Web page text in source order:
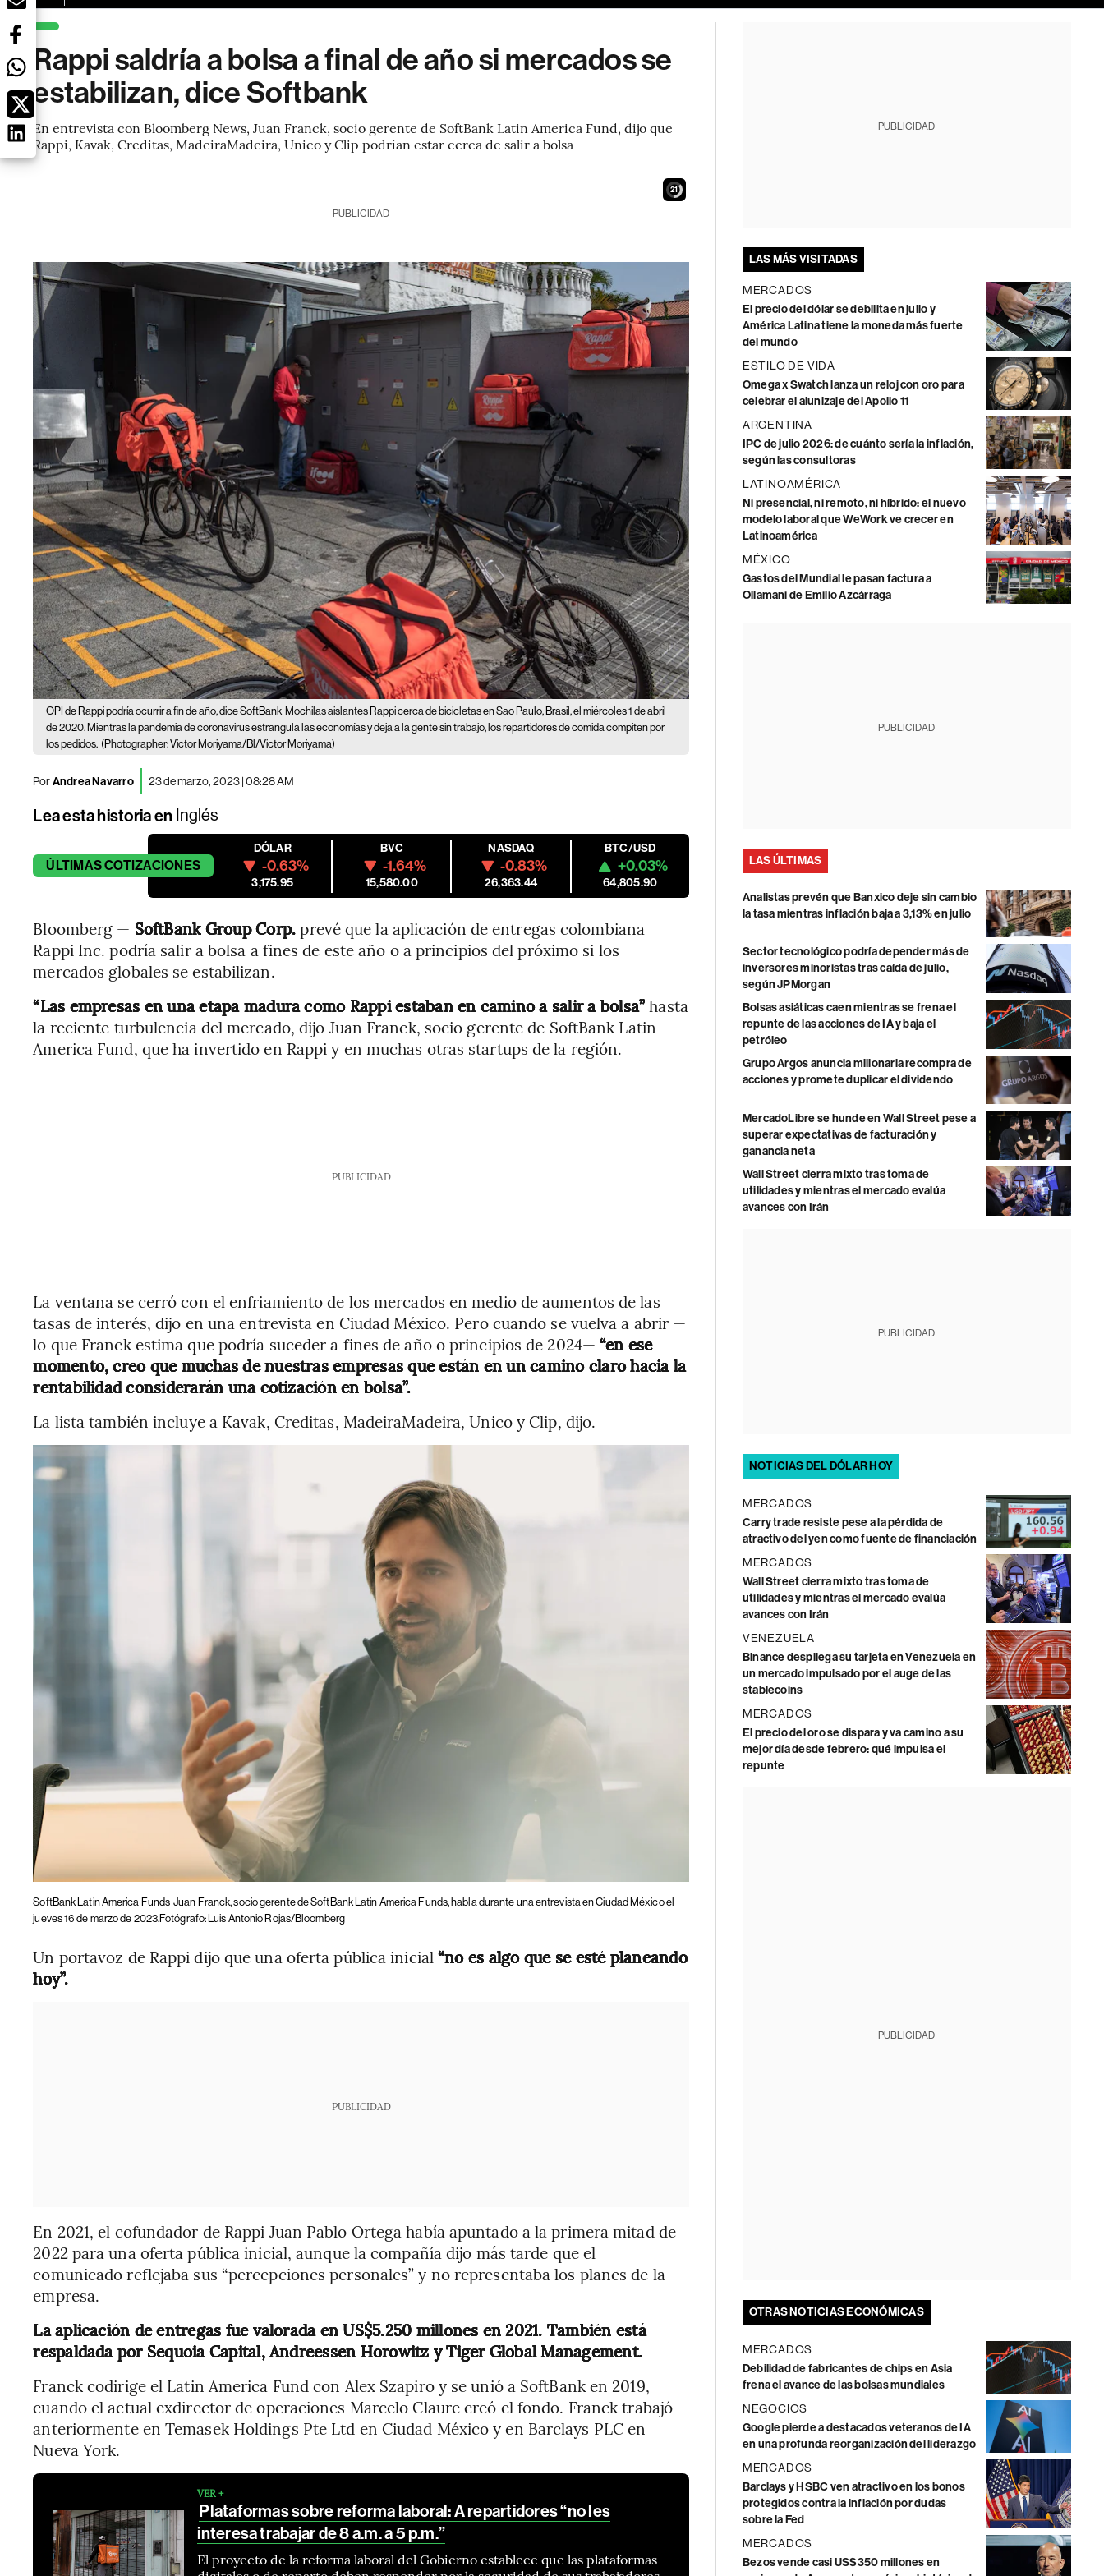
Rappi saldría a bolsa a final de año si mercados se
estabilizan, dice Softbank
En entrevista con Bloomberg News, Juan Franck, socio gerente de SoftBank Latin America Fund, dijo que
Rappi, Kavak, Creditas, MadeiraMadeira, Unico y Clip podrían estar cerca de salir a bolsa
20
PUBLICIDAD
OPI de Rappi podría ocurrir a fin de año, dice SoftBank Mochilas aislantes Rappi cerca de bicicletas en Sao Paulo, Brasil, el miércoles 1 de abril
de 2020. Mientras la pandemia de coronavirus estrangula las economías y deja a la gente sin trabajo, los repartidores de comida compiten por
los pedidos. (Photographer: Victor Moriyama/Bl/Victor Moriyama)
PorAndrea Navarro 23 de marzo, 2023 | 08:28 AM
Lea esta historia en Inglés
ÚLTIMASCOTIZACIONES
DÓLAR
-0.63%
3,175.95
BVC
-1.64%
15,580.00
NASDAQ
-0.83%
26,363.44
BTC/USD
+0.03%
64,805.90
Bloomberg — SoftBank Group Corp.prevé que la aplicación de entregas colombiana
Rappi Inc. podría salir a bolsa a fines de este año o a principios del próximo si los
mercados globales se estabilizan.
“Las empresas en una etapa madura como Rappi estaban en camino a salir a bolsa”hasta
la reciente turbulencia del mercado, dijo Juan Franck, socio gerente de SoftBank Latin
America Fund, que ha invertido en Rappi y en muchas otras startups de la región.
PUBLICIDAD
La ventana se cerró con el enfriamiento de los mercados en medio de aumentos de las
tasas de interés, dijo en una entrevista en Ciudad México. Pero cuando se vuelva a abrir —
lo que Franck estima que podría suceder a fines de año o principios de 2024—“en ese
momento, creo que muchas de nuestras empresas que están en un camino claro hacia la
rentabilidad considerarán una cotización en bolsa”.
La lista también incluye a Kavak, Creditas, MadeiraMadeira, Unico y Clip, dijo.
SoftBank Latin America Funds Juan Franck, socio gerente de SoftBank Latin America Funds, habla durante una entrevista en Ciudad México el
jueves 16 de marzo de 2023.Fotógrafo: Luis Antonio Rojas/Bloomberg
Un portavoz de Rappi dijo que una oferta pública inicial“no es algo que se esté planeando
hoy”.
PUBLICIDAD
En 2021, el cofundador de Rappi Juan Pablo Ortega había apuntado a la primera mitad de
2022 para una oferta pública inicial, aunque la compañía dijo más tarde que el
comunicado reflejaba sus “percepciones personales” y no representaba los planes de la
empresa.
La aplicación de entregas fue valorada en US$5.250 millones en 2021. También está
respaldada por Sequoia Capital, Andreessen Horowitz y Tiger Global Management.
Franck codirige el Latin America Fund con Alex Szapiro y se unió a SoftBank en 2019,
cuando el actual exdirector de operaciones Marcelo Claure creó el fondo. Franck trabajó
anteriormente en Temasek Holdings Pte Ltd en Ciudad México y en Barclays PLC en
Nueva York.
VER +
Plataformas sobre reforma laboral: A repartidores “no les
interesa trabajar de 8 a.m. a 5 p.m.”
El proyecto de la reforma laboral del Gobierno establece que las plataformas
PUBLICIDAD
LAS MÁS VISITADAS
MERCADOS
El precio del dólar se debilita en julio y
América Latina tiene la moneda más fuerte
del mundo
ESTILO DE VIDA
Omega x Swatch lanza un reloj con oro para
celebrar el alunizaje del Apollo 11
ARGENTINA
IPC de julio 2026: de cuánto sería la inflación,
según las consultoras
LATINOAMÉRICA
Ni presencial, ni remoto, ni híbrido: el nuevo
modelo laboral que WeWork ve crecer en
Latinoamérica
MÉXICO
Gastos del Mundial le pasan factura a
Ollamani de Emilio Azcárraga
PUBLICIDAD
LAS ÚLTIMAS
Analistas prevén que Banxico deje sin cambio
la tasa mientras inflación baja a 3,13% en julio
Sector tecnológico podría depender más de
inversores minoristas tras caída de julio,
según JPMorgan
Bolsas asiáticas caen mientras se frena el
repunte de las acciones de IA y baja el
petróleo
Grupo Argos anuncia millonaria recompra de
acciones y promete duplicar el dividendo
MercadoLibre se hunde en Wall Street pese a
superar expectativas de facturación y
ganancia neta
Wall Street cierra mixto tras toma de
utilidades y mientras el mercado evalúa
avances con Irán
PUBLICIDAD
NOTICIAS DEL DÓLAR HOY
MERCADOS
Carry trade resiste pese a la pérdida de
atractivo del yen como fuente de financiación
MERCADOS
Wall Street cierra mixto tras toma de
utilidades y mientras el mercado evalúa
avances con Irán
VENEZUELA
Binance despliega su tarjeta en Venezuela en
un mercado impulsado por el auge de las
stablecoins
MERCADOS
El precio del oro se dispara y va camino a su
mejor día desde febrero: qué impulsa el
repunte
PUBLICIDAD
OTRAS NOTICIAS ECONÓMICAS
MERCADOS
Debilidad de fabricantes de chips en Asia
frena el avance de las bolsas mundiales
NEGOCIOS
Google pierde a destacados veteranos de IA
en una profunda reorganización del liderazgo
MERCADOS
Barclays y HSBC ven atractivo en los bonos
protegidos contra la inflación por dudas
sobre la Fed
MERCADOS
Bezos vende casi US$350 millones en